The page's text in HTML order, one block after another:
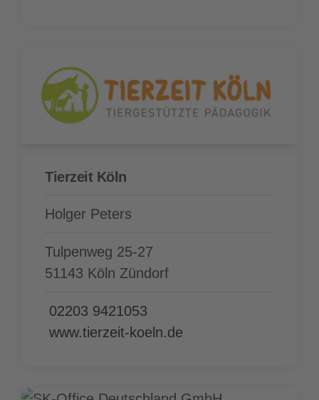
Tierzeit Köln
Holger Peters
Tulpenweg 25-27
51143 Köln Zündorf
02203 9421053
www.tierzeit-koeln.de